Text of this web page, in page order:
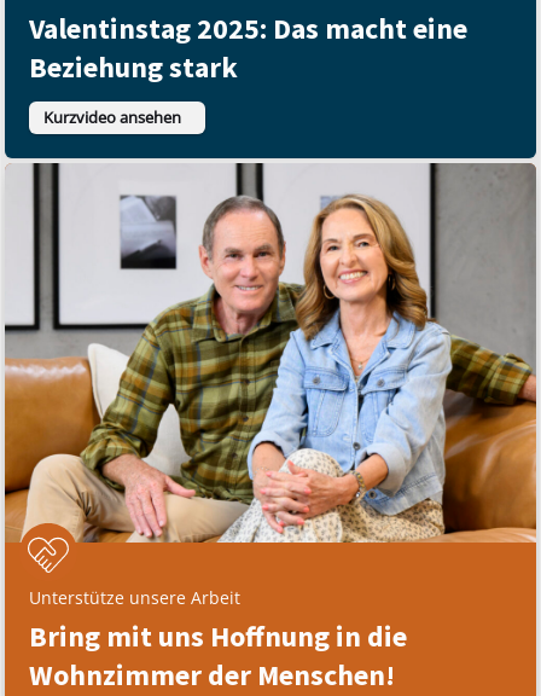
Valentinstag 2025: Das macht eine
Beziehung stark
Kurzvideo ansehen
Unterstütze unsere Arbeit
Bring mit uns Hoffnung in die
Wohnzimmer der Menschen!